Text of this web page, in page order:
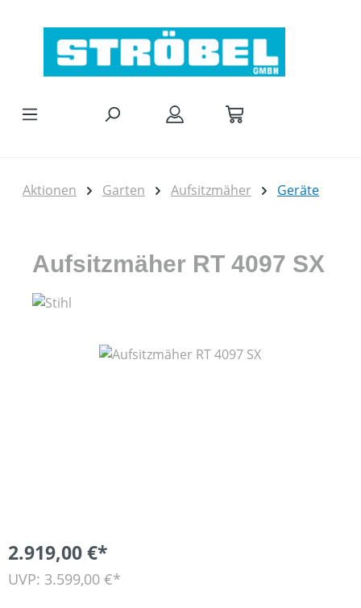
Aktionen Garten Aufsitzmäher Geräte
Aufsitzmäher RT 4097 SX
Bildergalerie überspringen
2.919,00 €*
UVP: 3.599,00 €*